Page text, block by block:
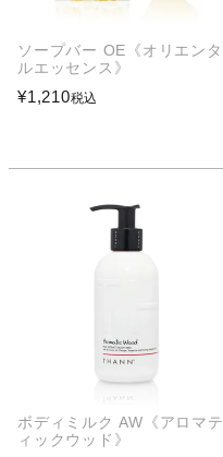
ソープバー OE《オリエンタ
ルエッセンス》
¥1,210税込
ボディミルク AW《アロマテ
ィックウッド》